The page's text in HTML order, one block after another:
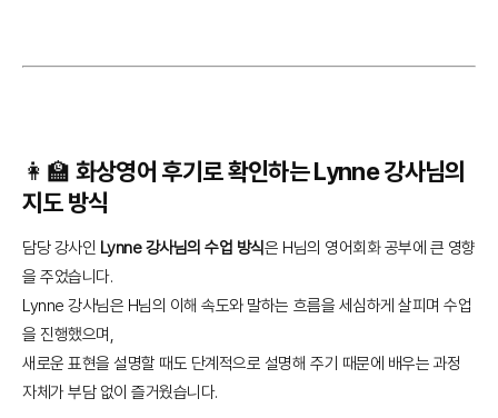
👩‍🏫 화상영어 후기로 확인하는 Lynne 강사님의
지도 방식
담당 강사인 Lynne 강사님의 수업 방식은 H님의 영어회화 공부에 큰 영향
을 주었습니다.
Lynne 강사님은 H님의 이해 속도와 말하는 흐름을 세심하게 살피며 수업
을 진행했으며,
새로운 표현을 설명할 때도 단계적으로 설명해 주기 때문에 배우는 과정
자체가 부담 없이 즐거웠습니다.